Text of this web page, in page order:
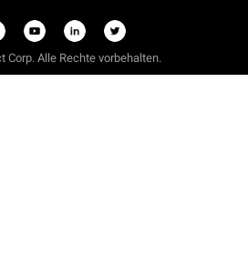
Corp. Alle Rechte vorbehalten.